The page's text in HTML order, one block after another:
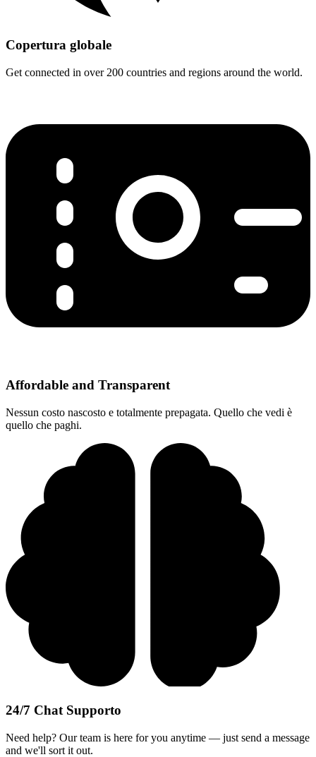
Copertura globale
Get connected in over 200 countries and regions around the world.
Affordable and Transparent
Nessun costo nascosto e totalmente prepagata. Quello che vedi è
quello che paghi.
24/7 Chat Supporto
Need help? Our team is here for you anytime — just send a message
and we'll sort it out.